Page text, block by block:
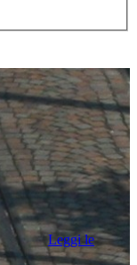
Leggi le